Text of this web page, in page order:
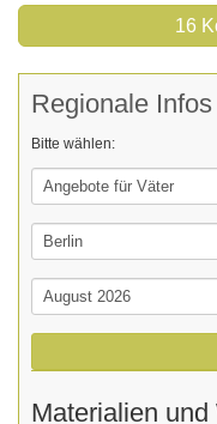
16
Regionale
Bitte wählen:
Materialien und